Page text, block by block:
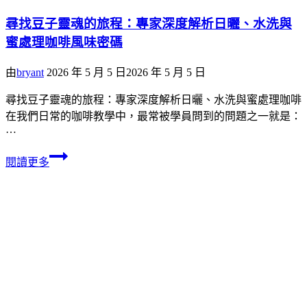
尋找豆子靈魂的旅程：專家深度解析日曬、水洗與
蜜處理咖啡風味密碼
由bryant 2026 年 5 月 5 日 2026 年 5 月 5 日
尋找豆子靈魂的旅程：專家深度解析日曬、水洗與蜜處理咖啡
在我們日常的咖啡教學中，最常被學員問到的問題之一就是：
…
閱讀更多